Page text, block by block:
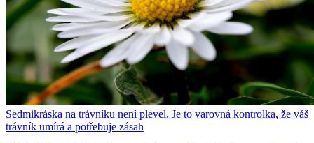
Sedmikráska na trávníku není plevel. Je to varovná kontrolka, že váš
trávník umírá a potřebuje zásah